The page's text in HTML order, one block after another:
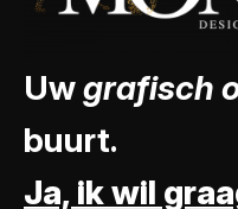
Uwgrafisch
buurt.
Ja, ik wil